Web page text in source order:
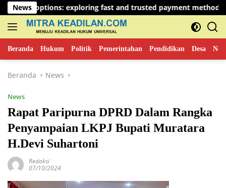
Langsung
ke
konten
News
exploring fast and trusted payment methods
Beranda Hukum Politik Pemerintahan Pendidikan Desa
Beranda News
News
Rapat Paripurna DPRD Dalam Rangka
Penyampaian LKPJ Bupati Muratara
H.Devi Suhartoni
Redaksi
07/10/2024